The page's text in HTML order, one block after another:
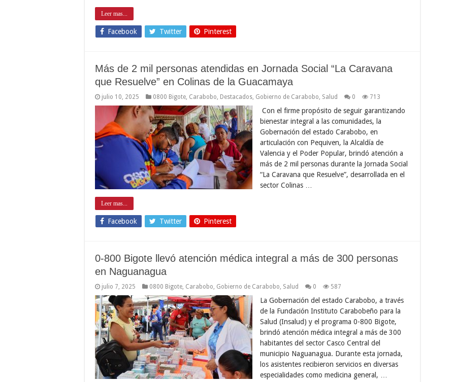
Leer mas...
Facebook Twitter Pinterest
Más de 2 mil personas atendidas en Jornada Social “La Caravana
que Resuelve” en Colinas de la Guacamaya
julio 10, 2025 0800 Bigote Carabobo Destacados Gobierno de Carabobo Salud 0 713
Con el firme propósito de seguir garantizando
bienestar integral a las comunidades, la
Gobernación del estado Carabobo, en
articulación con Pequiven, la Alcaldía de
Valencia y el Poder Popular, brindó atención a
más de 2 mil personas durante la Jornada Social
“La Caravana que Resuelve”, desarrollada en el
sector Colinas …
Leer mas...
Facebook Twitter Pinterest
0-800 Bigote llevó atención médica integral a más de 300 personas
en Naguanagua
julio 7, 2025 0800 Bigote Carabobo Gobierno de Carabobo Salud 0 587
La Gobernación del estado Carabobo, a través
de la Fundación Instituto Carabobeño para la
Salud (Insalud) y el programa 0-800 Bigote,
brindó atención médica integral a más de 300
habitantes del sector Casco Central del
municipio Naguanagua. Durante esta jornada,
los asistentes recibieron servicios en diversas
especialidades como medicina general, …